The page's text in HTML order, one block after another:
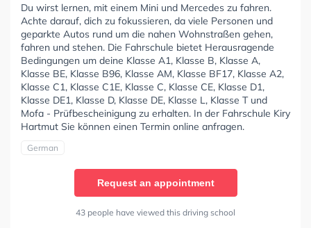
Du wirst lernen, mit einem Mini und Mercedes zu fahren.
Achte darauf, dich zu fokussieren, da viele Personen und
geparkte Autos rund um die nahen Wohnstraßen gehen,
fahren und stehen. Die Fahrschule bietet Herausragende
Bedingungen um deine Klasse A1, Klasse B, Klasse A,
Klasse BE, Klasse B96, Klasse AM, Klasse BF17, Klasse A2,
Klasse C1, Klasse C1E, Klasse C, Klasse CE, Klasse D1,
Klasse DE1, Klasse D, Klasse DE, Klasse L, Klasse T und
Mofa - Prüfbescheinigung zu erhalten. In der Fahrschule Kiry
Hartmut Sie können einen Termin online anfragen.
German
Request an appointment
43 people have viewed this driving school